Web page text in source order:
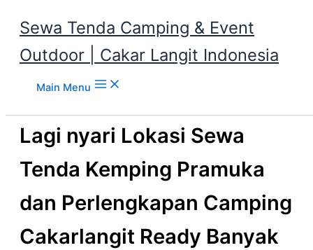
Sewa Tenda Camping & Event
Outdoor | Cakar Langit Indonesia
Main Menu
Lagi nyari Lokasi Sewa
Tenda Kemping Pramuka
dan Perlengkapan Camping
Cakarlangit Ready Banyak